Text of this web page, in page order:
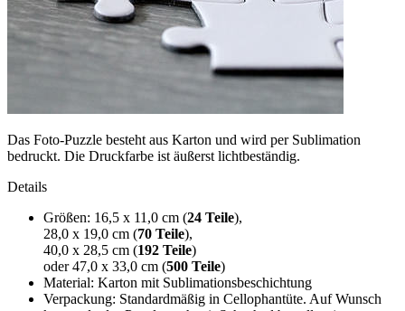
Das Foto-Puzzle besteht aus Karton und wird per Sublimation
bedruckt. Die Druckfarbe ist äußerst lichtbeständig.
Details
Größen: 16,5 x 11,0 cm (24 Teile),
28,0 x 19,0 cm (70 Teile),
40,0 x 28,5 cm (192 Teile)
oder 47,0 x 33,0 cm (500 Teile)
Material: Karton mit Sublimationsbeschichtung
Verpackung: Standardmäßig in Cellophantüte. Auf Wunsch